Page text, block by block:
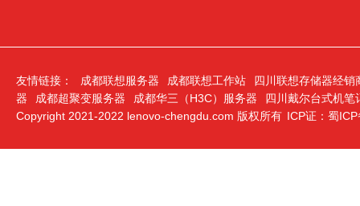
友情链接： 成都联想服务器 成都联想工作站
四川联想存储器经销
器
成都超聚变服务器 成都华三（H3C）服务器
四川戴尔台式机笔
Copyright 2021-2022 lenovo-chengdu.com 版权所有 ICP证：蜀